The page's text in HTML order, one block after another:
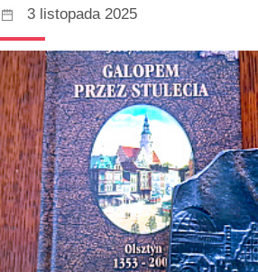
3 listopada 2025